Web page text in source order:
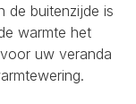
de buitenzijde is
warmte het
uw veranda